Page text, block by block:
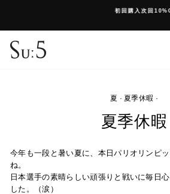
テ
初回購入次回10%OFFク
夏 ·夏季休暇 ·
夏季休暇
今年も一段と暑い夏に、本日パリオリンピ
ね。
日本選手の素晴らしい頑張りと戦いに毎日
した。（涙）